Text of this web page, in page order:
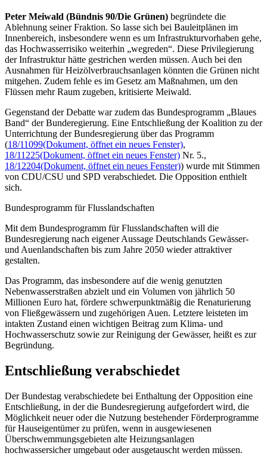
Peter Meiwald (Bündnis 90/Die Grünen) begründete die
Ablehnung seiner Fraktion. So lasse sich bei Bauleitplänen im
Innenbereich, insbesondere wenn es um Infrastrukturvorhaben gehe,
das Hochwasserrisiko weiterhin „wegreden“. Diese Privilegierung
der Infrastruktur hätte gestrichen werden müssen. Auch bei den
Ausnahmen für Heizölverbrauchsanlagen könnten die Grünen nicht
mitgehen. Zudem fehle es im Gesetz am Maßnahmen, um den
Flüssen mehr Raum zugeben, kritisierte Meiwald.
Gegenstand der Debatte war zudem das Bundesprogramm „Blaues
Band“ der Bunderegierung. Eine Entschließung der Koalition zu der
Unterrichtung der Bundesregierung über das Programm
(18/11099(Dokument, öffnet ein neues Fenster),
18/11225(Dokument, öffnet ein neues Fenster) Nr. 5.,
18/12204(Dokument, öffnet ein neues Fenster)) wurde mit Stimmen
von CDU/CSU und SPD verabschiedet. Die Opposition enthielt
sich.
Bundesprogramm für Flusslandschaften
Mit dem Bundesprogramm für Flusslandschaften will die
Bundesregierung nach eigener Aussage Deutschlands Gewässer-
und Auenlandschaften bis zum Jahre 2050 wieder attraktiver
gestalten.
Das Programm, das insbesondere auf die wenig genutzten
Nebenwasserstraßen abzielt und ein Volumen von jährlich 50
Millionen Euro hat, fördere schwerpunktmäßig die Renaturierung
von Fließgewässern und zugehörigen Auen. Letztere leisteten im
intakten Zustand einen wichtigen Beitrag zum Klima- und
Hochwasserschutz sowie zur Reinigung der Gewässer, heißt es zur
Begründung.
Entschließung verabschiedet
Der Bundestag verabschiedete bei Enthaltung der Opposition eine
Entschließung, in der die Bundesregierung aufgefordert wird, die
Möglichkeit neuer oder die Nutzung bestehender Förderprogramme
für Hauseigentümer zu prüfen, wenn in ausgewiesenen
Überschwemmungsgebieten alte Heizungsanlagen
hochwassersicher umgebaut oder ausgetauscht werden müssen.